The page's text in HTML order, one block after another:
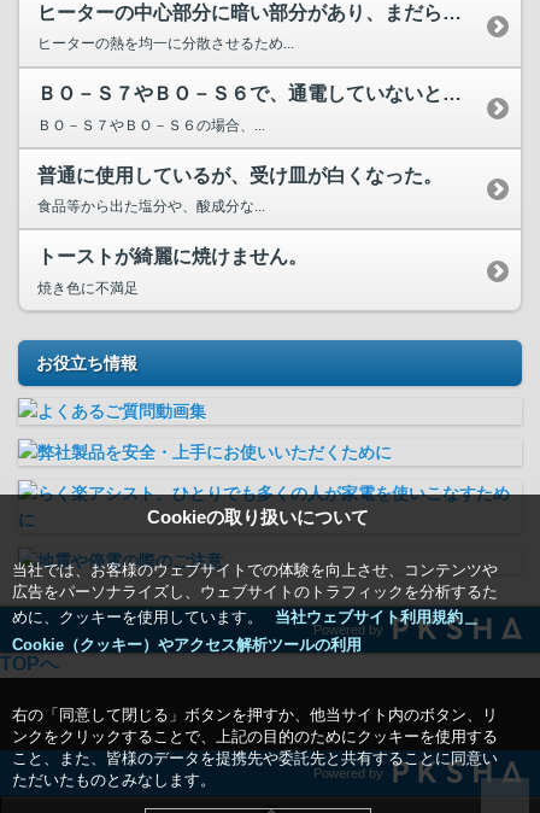
Cookieの取り扱いについて
当社では、お客様のウェブサイトでの体験を向上させ、コンテンツや
広告をパーソナライズし、ウェブサイトのトラフィックを分析するた
めに、クッキーを使用しています。
当社ウェブサイト利用規約＿
Cookie（クッキー）やアクセス解析ツールの利用
右の「同意して閉じる」ボタンを押すか、他当サイト内のボタン、リ
ンクをクリックすることで、上記の目的のためにクッキーを使用する
こと、また、皆様のデータを提携先や委託先と共有することに同意い
ただいたものとみなします。
ヒーターの中心部分に暗い部分があり、まだら状態で通電してい...
ヒーターの熱を均一に分散させるため...
ＢＯ－Ｓ７やＢＯ－Ｓ６で、通電していないとき、上ヒーターの...
ＢＯ－Ｓ７やＢＯ－Ｓ６の場合、...
普通に使用しているが、受け皿が白くなった。
食品等から出た塩分や、酸成分な...
トーストが綺麗に焼けません。
焼き色に不満足
お役立ち情報
Powered by
TOPへ
Powered by